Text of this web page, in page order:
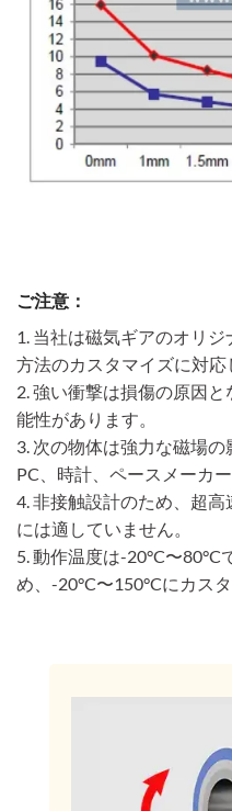
ご注意：
1. 当社は磁気ギアのオリ
方法のカスタマイズに対応
2. 強い衝撃は損傷の原因
能性があります。
3. 次の物体は強力な磁場の
PC、時計、ペースメーカー
4. 非接触設計のため、超高
には適していません。
5. 動作温度は-20°C〜
め、-20°C〜150°Cにカス